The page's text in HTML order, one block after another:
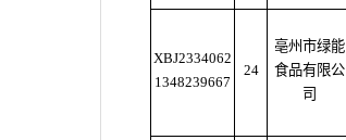
XBJ2334062
1348239667
24
亳州市绿能
食品有限公
司